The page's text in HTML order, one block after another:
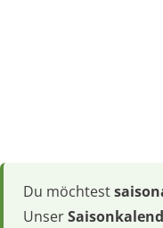
Du möchtest
Unser